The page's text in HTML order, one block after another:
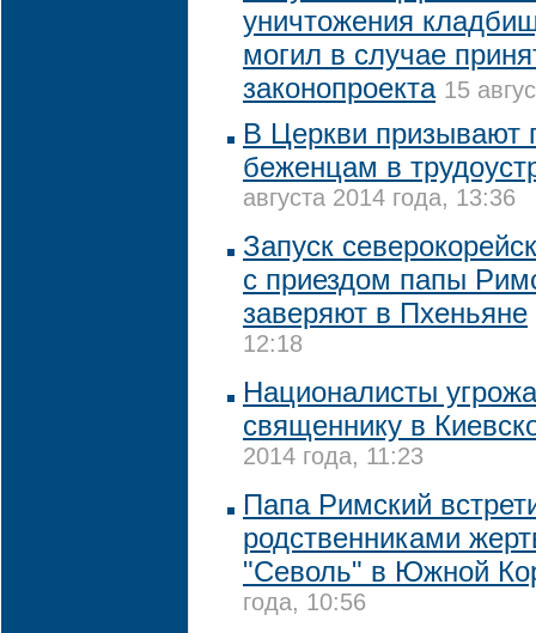
уничтожения
могил в случае
законопроекта 15
В Церкви призывают
беженцам в
августа 2014 года, 13:36
Запуск
с приездом папы
заверяют в Пхеньяне
12:18
Националисты
священнику в
2014 года, 11:23
Папа Римский
родственниками
"Севоль" в Южной
года, 10:56